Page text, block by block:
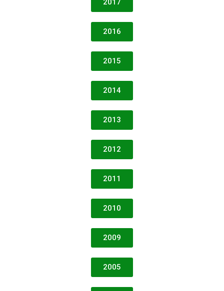
2017
2016
2015
2014
2013
2012
2011
2010
2009
2005